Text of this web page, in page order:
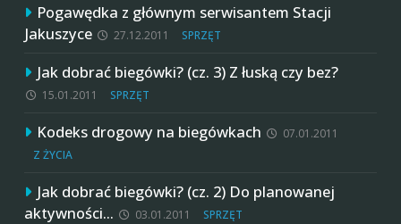
Pogawędka z głównym serwisantem Stacji
Jakuszyce
27.12.2011 SPRZĘT
Jak dobrać biegówki? (cz. 3) Z łuską czy bez?
15.01.2011 SPRZĘT
Kodeks drogowy na biegówkach
07.01.2011
Z ŻYCIA
Jak dobrać biegówki? (cz. 2) Do planowanej
aktywności…
03.01.2011 SPRZĘT